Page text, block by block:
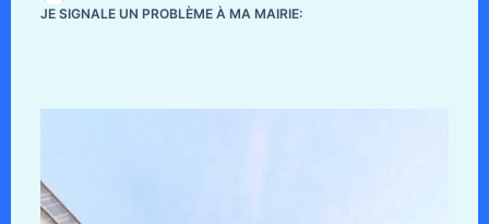
JE SIGNALE UN PROBLÈME À MA MAIRIE: